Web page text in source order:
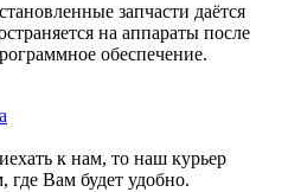
запчасти даётся
на аппараты после
обеспечение.
к нам, то наш курьер
где Вам будет удобно.